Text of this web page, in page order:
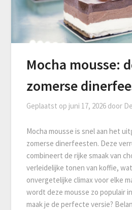
Mocha mousse:
zomerse
Geplaatst op juni 17, 2026 door
Mocha mousse is snel aan het
zomerse dinerfeesten. Deze
combineert de rijke smaak van
verleidelijke tonen van koffie,
onvergetelijke climax voor elke
wordt deze mousse zo populair
maak je de perfecte versie?